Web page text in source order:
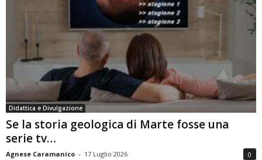
Didattica e Divulgazione
Se la storia geologica di Marte fosse una
serie tv…
Agnese Caramanico - 17 Luglio 2026 0